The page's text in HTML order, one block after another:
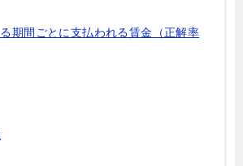
期間ごとに支払われる賃金（正解率